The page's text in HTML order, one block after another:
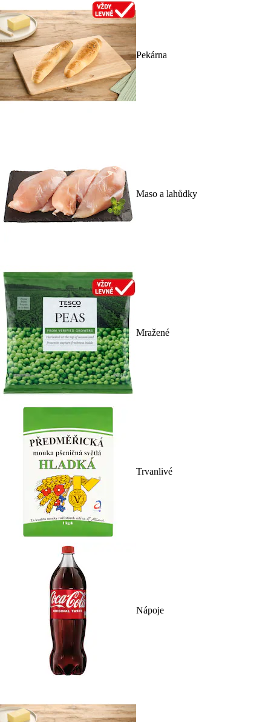
Pekárna
Maso a lahůdky
Mražené
Trvanlivé
Nápoje